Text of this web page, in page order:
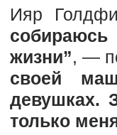
Ияр
собираюсь
жизни”, —
своей
девушках.
только